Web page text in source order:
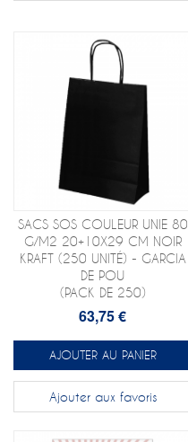
SACS SOS COULEUR UNIE 80
G/M2 20+10X29 CM NOIR
KRAFT (250 UNITÉ) - GARCIA
DE POU
(PACK DE 250)
63,75 €
AJOUTER AU PANIER
Ajouter aux favoris